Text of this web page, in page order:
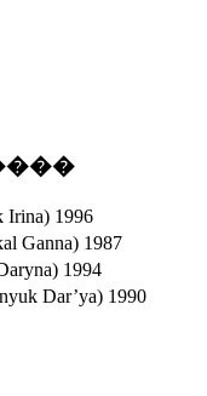
1996
1987
1994
1990